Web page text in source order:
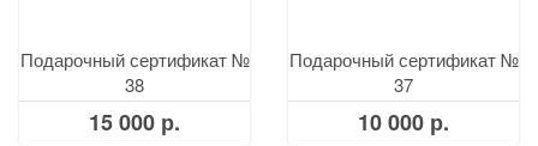
Подарочный сертификат №
38
15 000 р.
Подарочный сертификат №
37
10 000 р.